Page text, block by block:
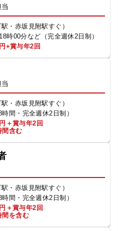
・赤坂見附駅すぐ）
時00分など（完全週休2日制）
+賞与年2回
・赤坂見附駅すぐ）
間・完全週休2日制）
＋賞与年2回
含む
・赤坂見附駅すぐ）
間・完全週休2日制）
＋賞与年2回
を含む